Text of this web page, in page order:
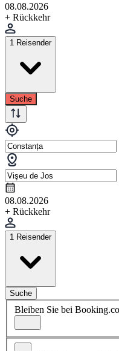
08.08.2026
+ Rückkehr
1 Reisender
Suche
08.08.2026
+ Rückkehr
1 Reisender
Suche
Bleiben Sie bei